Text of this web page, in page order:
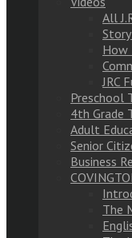
All
How
JRC
Preschool
4th Grade
Adult
Senior
Business
The